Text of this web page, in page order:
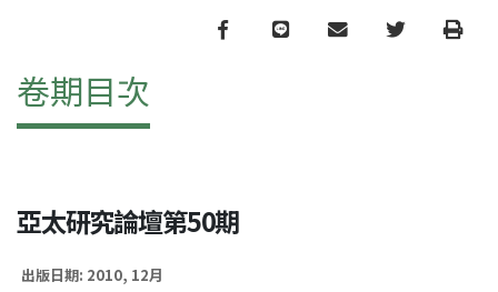
Facebook
line email TwitterPrint
卷期目次
亞太研究論壇第50期
出版日期: 2010, 12月